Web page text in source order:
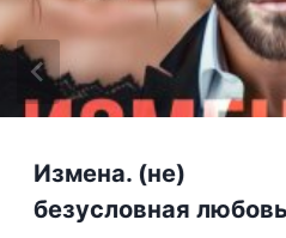
Измена. (не)
безусловная любовь